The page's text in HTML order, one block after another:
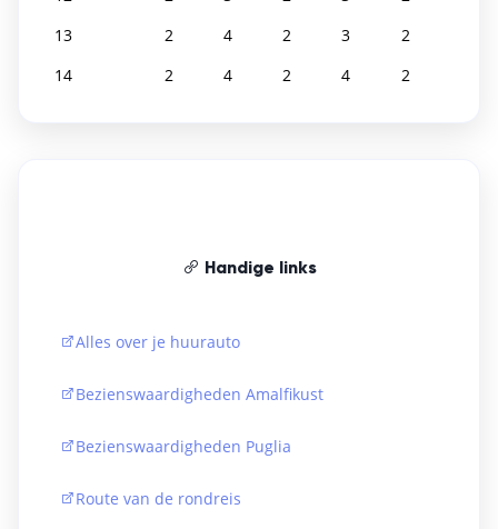
13
2 4 2 3
2
14
2 4 2 4 2
Handige links
Alles over je huurauto
Bezienswaardigheden Amalfikust
Bezienswaardigheden Puglia
Route van de rondreis